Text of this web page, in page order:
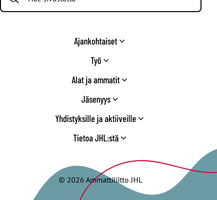
Ajankohtaiset
Työ
Alat ja ammatit
Jäsenyys
Yhdistyksille ja aktiiveille
Tietoa JHL:stä
© 2026 Ammattiliitto JHL